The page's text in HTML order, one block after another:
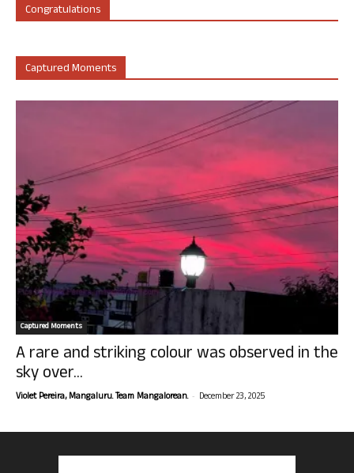
Congratulations
Captured Moments
Captured Moments
A rare and striking colour was observed in the
sky over...
Violet Pereira, Mangaluru. Team Mangalorean. - December 23, 2025